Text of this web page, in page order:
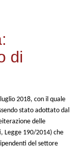
di
2018, con il quale
stato adottato dal
delle
Legge 190/2014) che
del settore